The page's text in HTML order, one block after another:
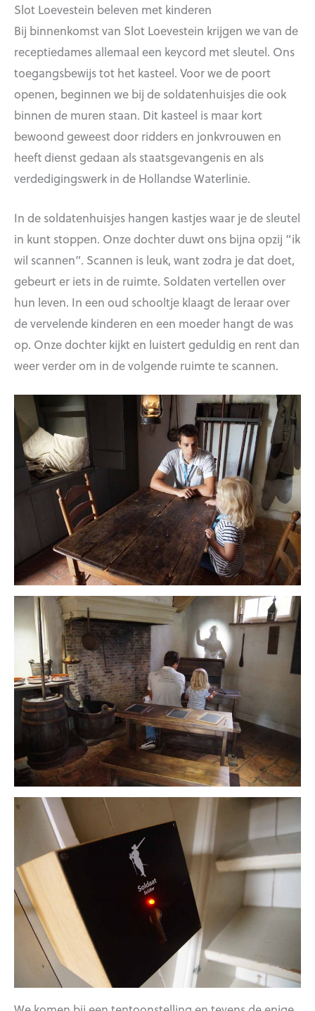
Slot Loevestein beleven met kinderen
Bij binnenkomst van Slot Loevestein krijgen we van de
receptiedames allemaal een keycord met sleutel. Ons
toegangsbewijs tot het kasteel. Voor we de poort
openen, beginnen we bij de soldatenhuisjes die ook
binnen de muren staan. Dit kasteel is maar kort
bewoond geweest door ridders en jonkvrouwen en
heeft dienst gedaan als staatsgevangenis en als
verdedigingswerk in de Hollandse Waterlinie.
In de soldatenhuisjes hangen kastjes waar je de sleutel
in kunt stoppen. Onze dochter duwt ons bijna opzij “ik
wil scannen”. Scannen is leuk, want zodra je dat doet,
gebeurt er iets in de ruimte. Soldaten vertellen over
hun leven. In een oud schooltje klaagt de leraar over
de vervelende kinderen en een moeder hangt de was
op. Onze dochter kijkt en luistert geduldig en rent dan
weer verder om in de volgende ruimte te scannen.